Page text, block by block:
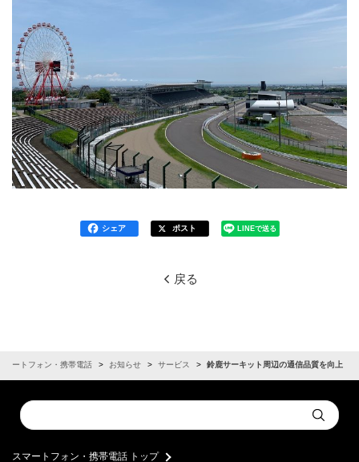
シェア ポスト LINEで送る
戻る
マートフォン・携帯電話 お知らせ サービス 鈴鹿サーキット周辺の通信品質を向上
Conduct
a
Submit
スマートフォン・携帯電話 トップ